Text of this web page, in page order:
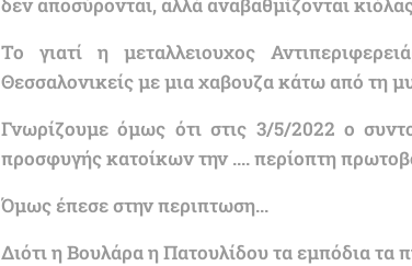
Το γιατί η μεταλλειουχος
Θεσσαλονικείς με μια χαβουζα κάτω από τη
Γνωρίζουμε όμως ότι στις 3/5/2022 ο
προσφυγής κατοίκων την .... περίοπτη
Όμως έπεσε στην περιπτωση...
Διότι η Βουλάρα η Πατουλίδου τα εμπόδια τα